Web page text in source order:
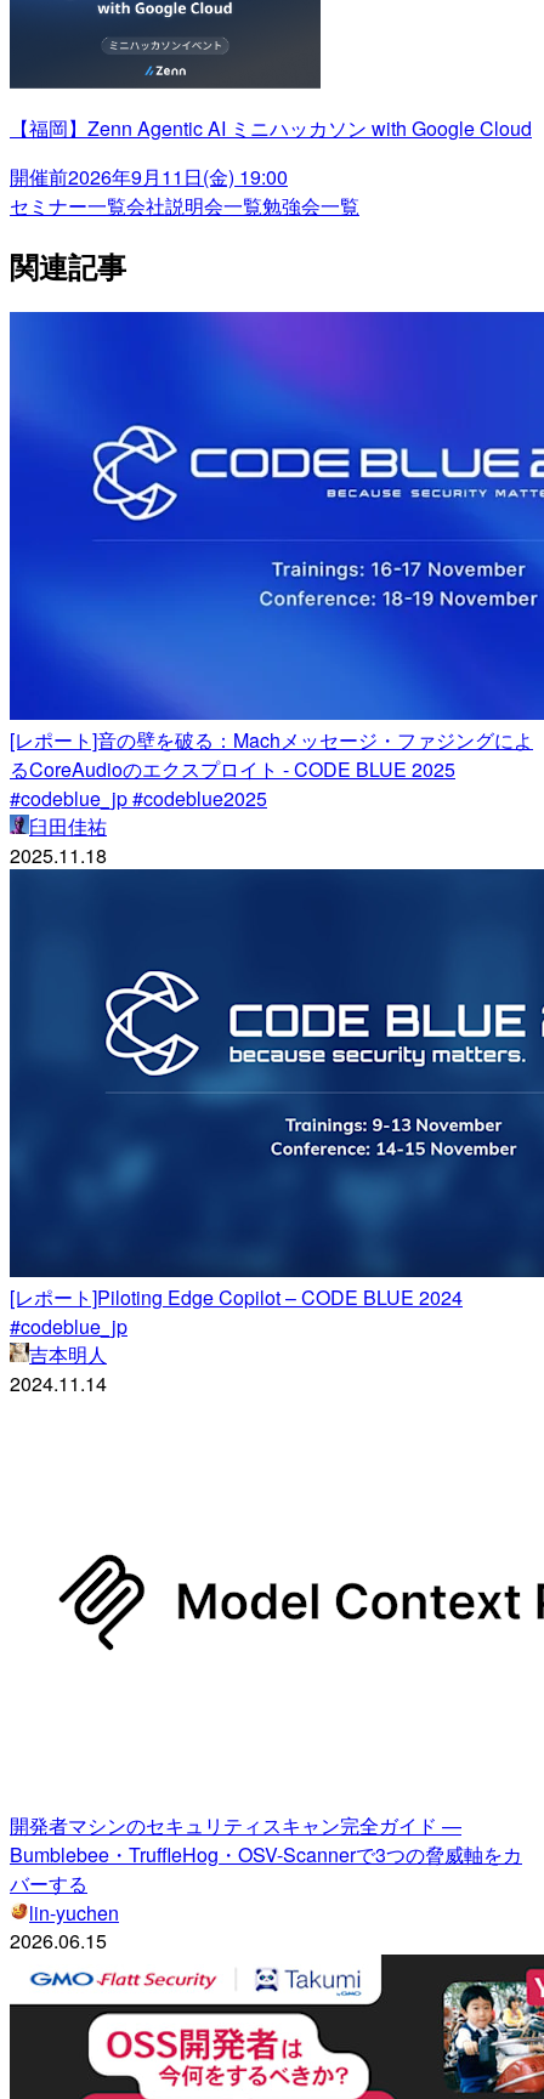
【福岡】Zenn Agentic AI ミニハッカソン with Google Cloud
開催前2026年9月11日(金) 19:00
セミナー一覧会社説明会一覧勉強会一覧
関連記事
[レポート]音の壁を破る：Machメッセージ・ファジングによ
るCoreAudioのエクスプロイト - CODE BLUE 2025
#codeblue_jp #codeblue2025
臼田佳祐
2025.11.18
[レポート]Piloting Edge Copilot – CODE BLUE 2024
#codeblue_jp
吉本明人
2024.11.14
開発者マシンのセキュリティスキャン完全ガイド —
Bumblebee・TruffleHog・OSV-Scannerで3つの脅威軸をカ
バーする
lin-yuchen
2026.06.15